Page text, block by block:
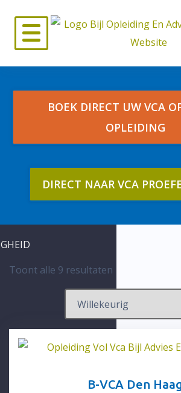
content
BOEK DIRECT UW VCA
OPLEIDING
DIRECT NAAR VCA
Toont alle 9 resultaten
B-VCA Den